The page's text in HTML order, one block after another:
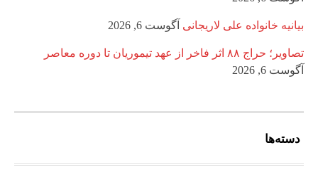
بیانیه خانواده علی لاریجانی آگوست 6, 2026
تصاویر؛ حراج ۸۸ اثر فاخر از عهد تیموریان تا دوره معاصر
آگوست 6, 2026
دسته‌ها